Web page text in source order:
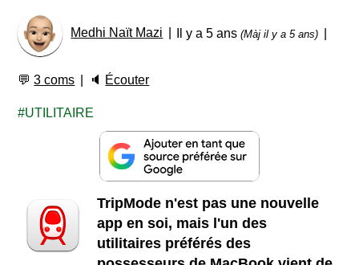
Medhi Naït Mazi Il y a 5 ans(Màj il y a 5 ans)
💬3 coms 🔈 Écouter
UTILITAIRE
TripMode n'est pas une nouvelle
app en soi, mais l'un des
utilitaires préférés des